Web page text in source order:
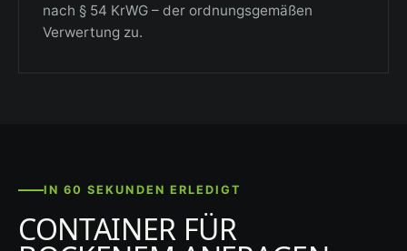
nach § 54 KrWG – der ordnungsgemäßen
Verwertung zu.
IN 60 SEKUNDEN ERLEDIGT
CONTAINER FÜR